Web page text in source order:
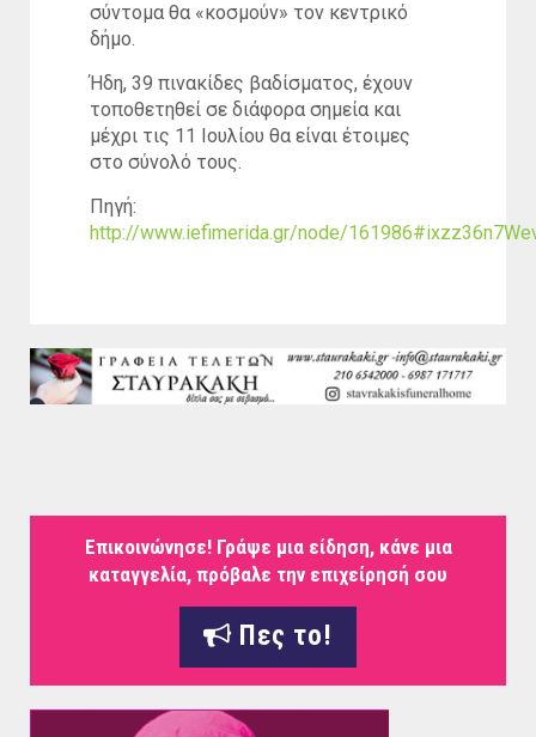
σύντομα θα «κοσμούν» τον κεντρικό
δήμο.
Ήδη, 39 πινακίδες βαδίσματος, έχουν
τοποθετηθεί σε διάφορα σημεία και
μέχρι τις 11 Ιουλίου θα είναι έτοιμες
στο σύνολό τους.
Πηγή:
http://www.iefimerida.gr/node/
Επικοινώνησε! Γράψε μια είδηση, κάνε μια
καταγγελία, πρόβαλε την επιχείρησή σου
Πες το!